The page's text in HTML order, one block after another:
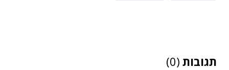
תגובות (0)